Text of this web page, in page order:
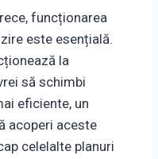
funcționarea
este esențială.
la
să schimbi
eficiente, un
acoperi aceste
celelalte planuri